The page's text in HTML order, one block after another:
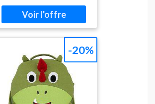
jamais. Le rouge à lèvres
NARS POWERMATTE
HIGH-INTENSITY LIP
PENCIL couvrira vos lèvres
d’une couche de couleur
saturée irrésistible pour
souligner n’importe quel
maquillage, que vous alliez
au travail, à une réunion ou
en soirée. Il vous aidera non
-20%